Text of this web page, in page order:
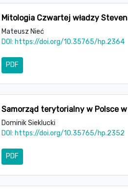
Mitologia Czwartej władzy
Mateusz Nieć
DOI: https://doi.org/10.35765/hp.2364
PDF
Samorząd terytorialny w Polsce
Dominik Sieklucki
DOI: https://doi.org/10.35765/hp.2352
PDF